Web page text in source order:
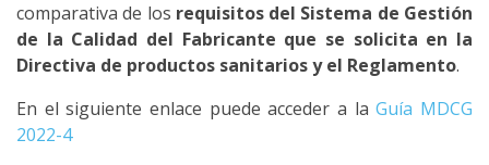
comparativa de los requisitos del Sistema de Gestión
de la Calidad del Fabricante que se solicita en la
Directiva de productos sanitarios y el Reglamento.
En el siguiente enlace puede acceder a laGuía MDCG
2022-4